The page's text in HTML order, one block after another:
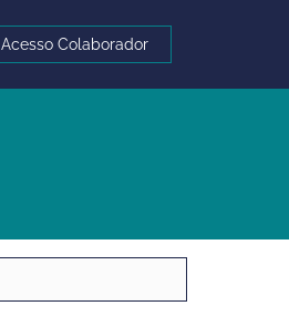
Acesso Colaborador